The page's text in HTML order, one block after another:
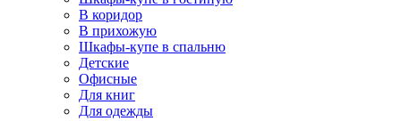
В коридор
В прихожую
Шкафы-купе в спальню
Детские
Офисные
Для книг
Для одежды